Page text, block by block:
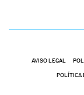
AVISO LEGAL
POLÍTICA